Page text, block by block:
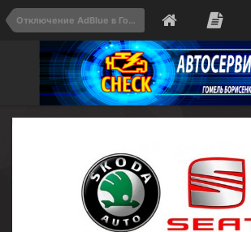
Отключение AdBlue в Гомеле — Цена от 200 BYN, Удаление мочевины SCR | Автосервис Форсаж